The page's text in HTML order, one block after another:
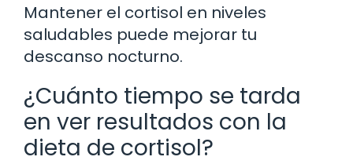
Mantener el cortisol en niveles
saludables puede mejorar tu
descanso nocturno.
¿Cuánto tiempo se tarda
en ver resultados con la
dieta de cortisol?